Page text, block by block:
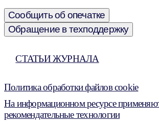
Сообщить об опечатке
Обращение в техподдержку
СТАТЬИ ЖУРНАЛА
Политика обработки файлов cookie
На информационном ресурсе
рекомендательные технологии